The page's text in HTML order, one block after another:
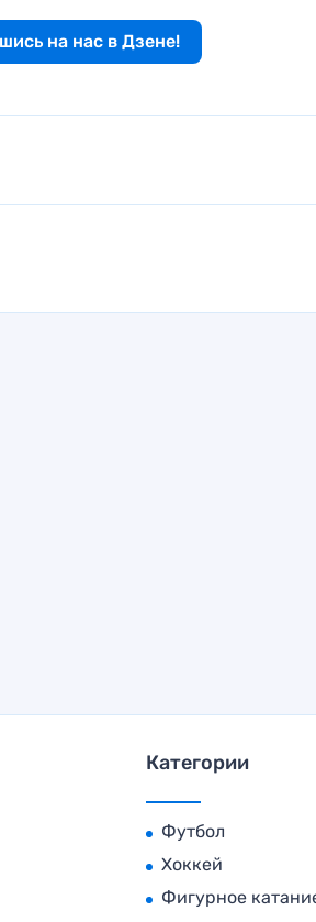
на нас в Дзене!
Категории
Футбол
Хоккей
Фигурное